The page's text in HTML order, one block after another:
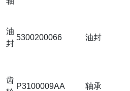
油
封
5300200066 油封
齿
P3100009AA 轴承